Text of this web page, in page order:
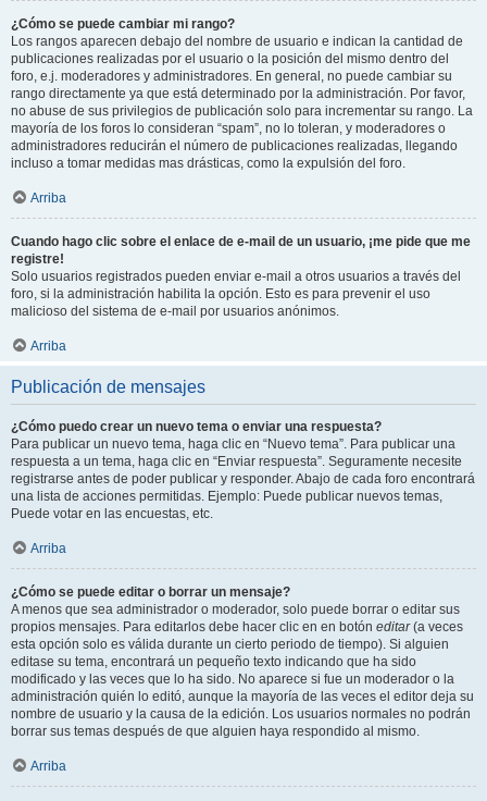
¿Cómo se puede cambiar mi rango?
Los rangos aparecen debajo del nombre de usuario e indican la cantidad de
publicaciones realizadas por el usuario o la posición del mismo dentro del
foro, e.j. moderadores y administradores. En general, no puede cambiar su
rango directamente ya que está determinado por la administración. Por favor,
no abuse de sus privilegios de publicación solo para incrementar su rango. La
mayoría de los foros lo consideran “spam”, no lo toleran, y moderadores o
administradores reducirán el número de publicaciones realizadas, llegando
incluso a tomar medidas mas drásticas, como la expulsión del foro.
Arriba
Cuando hago clic sobre el enlace de e-mail de un usuario, ¡me pide que me
registre!
Solo usuarios registrados pueden enviar e-mail a otros usuarios a través del
foro, si la administración habilita la opción. Esto es para prevenir el uso
malicioso del sistema de e-mail por usuarios anónimos.
Arriba
Publicación de mensajes
¿Cómo puedo crear un nuevo tema o enviar una respuesta?
Para publicar un nuevo tema, haga clic en “Nuevo tema”. Para publicar una
respuesta a un tema, haga clic en “Enviar respuesta”. Seguramente necesite
registrarse antes de poder publicar y responder. Abajo de cada foro encontrará
una lista de acciones permitidas. Ejemplo: Puede publicar nuevos temas,
Puede votar en las encuestas, etc.
Arriba
¿Cómo se puede editar o borrar un mensaje?
A menos que sea administrador o moderador, solo puede borrar o editar sus
propios mensajes. Para editarlos debe hacer clic en en botón editar(a veces
esta opción solo es válida durante un cierto periodo de tiempo). Si alguien
editase su tema, encontrará un pequeño texto indicando que ha sido
modificado y las veces que lo ha sido. No aparece si fue un moderador o la
administración quién lo editó, aunque la mayoría de las veces el editor deja su
nombre de usuario y la causa de la edición. Los usuarios normales no podrán
borrar sus temas después de que alguien haya respondido al mismo.
Arriba